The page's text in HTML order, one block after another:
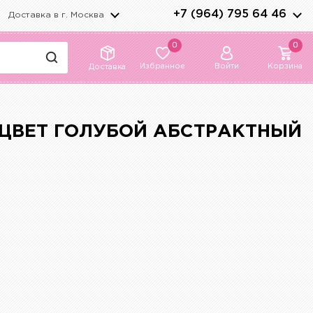
Доставка в г. Москва +7 (964) 795 64 46
Доставка
0
Избранное Войти
0
Корзина
ГОЛУБОЙ АБСТРАКТНЫЙ